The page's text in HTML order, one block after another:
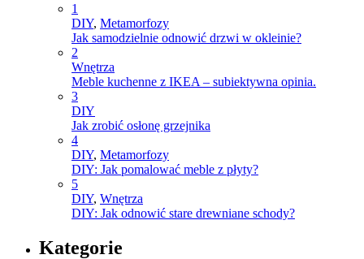
1
DIY, Metamorfozy
Jak samodzielnie odnowić drzwi w okleinie?
2
Wnętrza
Meble kuchenne z IKEA – subiektywna opinia.
3
DIY
Jak zrobić osłonę grzejnika
4
DIY, Metamorfozy
DIY: Jak pomalować meble z płyty?
5
DIY, Wnętrza
DIY: Jak odnowić stare drewniane schody?
Kategorie